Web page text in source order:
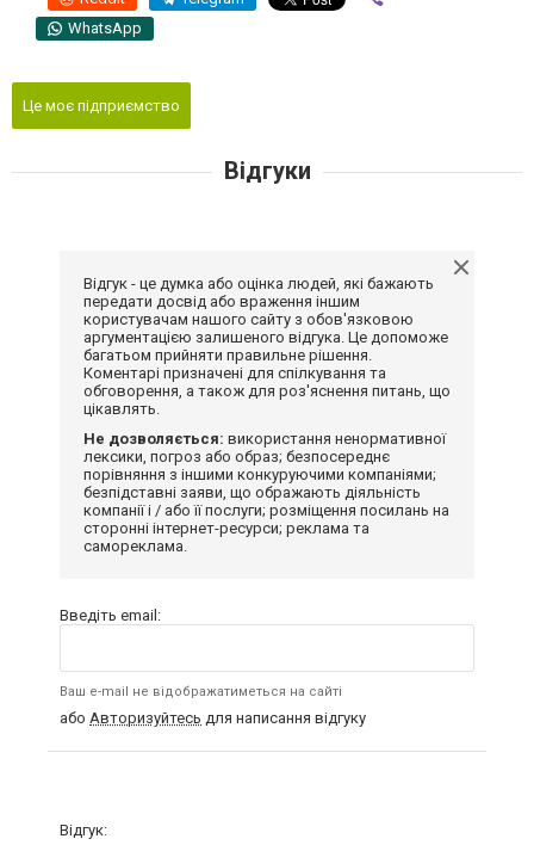
WhatsApp
Це моє підприємство
Відгуки
Відгук - це думка або оцінка людей, які бажають
передати досвід або враження іншим
користувачам нашого сайту з обов'язковою
аргументацією залишеного відгука. Це допоможе
багатьом прийняти правильне рішення.
Коментарі призначені для спілкування та
обговорення, а також для роз'яснення питань, що
цікавлять.
Не дозволяється: використання ненормативної
лексики, погроз або образ; безпосереднє
порівняння з іншими конкуруючими компаніями;
безпідставні заяви, що ображають діяльність
компанії і / або її послуги; розміщення посилань на
сторонні інтернет-ресурси; реклама та
самореклама.
Введіть email:
Ваш e-mail не відображатиметься на сайті
або Авторизуйтесь для написання відгуку
Відгук: